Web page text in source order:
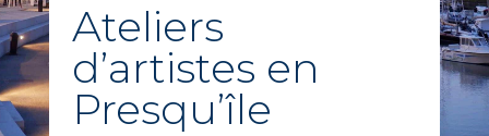
Ateliers
d’artistes en
Presqu’île